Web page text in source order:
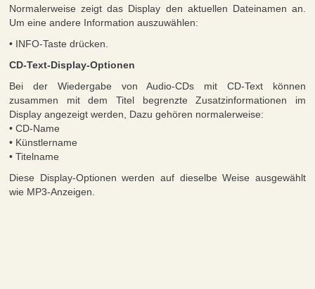
Normalerweise zeigt das Display den aktuellen Dateinamen an.
Um eine andere Information auszuwählen:
• INFO-Taste drücken.
CD-Text-Display-Optionen
Bei der Wiedergabe von Audio-CDs mit CD-Text können
zusammen mit dem Titel begrenzte Zusatzinformationen im
Display angezeigt werden, Dazu gehören normalerweise:
• CD-Name
• Künstlername
• Titelname
Diese Display-Optionen werden auf dieselbe Weise ausgewählt
wie MP3-Anzeigen.